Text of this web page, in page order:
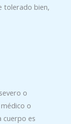
tolerado bien,
o
o
cuerpo es